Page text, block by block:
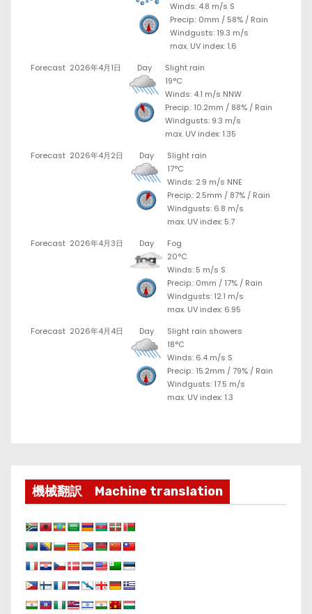
Winds: 4.8 m/s S
Precip.: 0mm / 58% / Rain
Windgusts: 19.3 m/s
max. UV index: 1.6
Forecast 2026年4月1日 Day
Slight rain
19°C
Winds: 4.1 m/s NNW
Precip.: 10.2mm / 88% / Rain
Windgusts: 9.3 m/s
max. UV index: 1.35
Forecast 2026年4月2日 Day
Slight rain
17°C
Winds: 2.9 m/s NNE
Precip.: 2.5mm / 87% / Rain
Windgusts: 6.8 m/s
max. UV index: 5.7
Forecast 2026年4月3日 Day
Fog
20°C
Winds: 5 m/s S
Precip.: 0mm / 17% / Rain
Windgusts: 12.1 m/s
max. UV index: 6.95
Forecast 2026年4月4日 Day
Slight rain showers
18°C
Winds: 6.4 m/s S
Precip.: 15.2mm /79% / Rain
Windgusts: 17.5 m/s
max. UV index: 1.3
機械翻訳 Machine translation